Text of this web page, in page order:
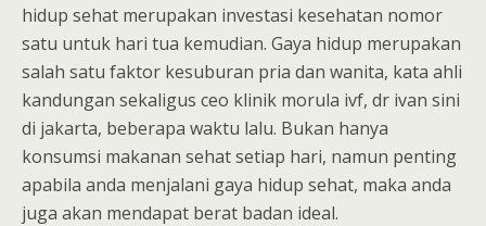
hidup sehat merupakan investasi kesehatan nomor
satu untuk hari tua kemudian. Gaya hidup merupakan
salah satu faktor kesuburan pria dan wanita, kata ahli
kandungan sekaligus ceo klinik morula ivf, dr ivan sini
di jakarta, beberapa waktu lalu. Bukan hanya
konsumsi makanan sehat setiap hari, namun penting
apabila anda menjalani gaya hidup sehat, maka anda
juga akan mendapat berat badan ideal.